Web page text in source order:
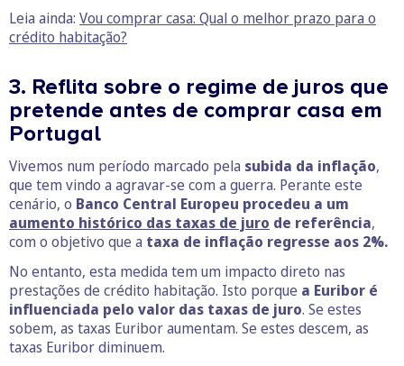
Leia ainda: Vou comprar casa: Qual o melhor prazo para o
crédito habitação?
3. Reflita sobre o regime de juros que
pretende antes de comprar casa em
Portugal
Vivemos num período marcado pela subida da inflação,
que tem vindo a agravar-se com a guerra. Perante este
cenário, o Banco Central Europeu procedeu a um
aumento histórico das taxas de juro de referência,
com o objetivo que a taxa de inflação regresse aos 2%.
No entanto, esta medida tem um impacto direto nas
prestações de crédito habitação. Isto porque a Euribor é
influenciada pelo valor das taxas de juro. Se estes
sobem, as taxas Euribor aumentam. Se estes descem, as
taxas Euribor diminuem.